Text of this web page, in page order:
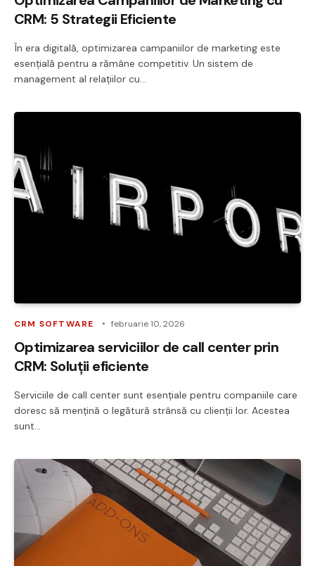
CRM: 5 Strategii Eficiente
În era digitală, optimizarea campaniilor de marketing este
esențială pentru a rămâne competitiv. Un sistem de
management al relațiilor cu…
CRM SOFTWARE februarie 10, 2026
Optimizarea serviciilor de call center prin
CRM: Soluții eficiente
Serviciile de call center sunt esențiale pentru companiile care
doresc să mențină o legătură strânsă cu clienții lor. Acestea
sunt…